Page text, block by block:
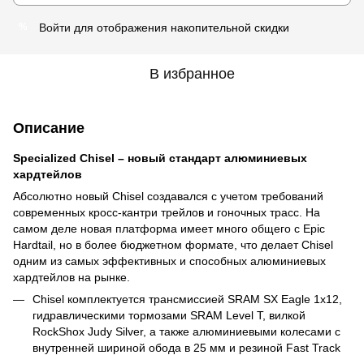
Войти для отображения накопительной скидки
В избранное
Описание
Specialized Chisel – новый стандарт алюминиевых
хардтейлов
Абсолютно новый Chisel создавался с учетом требований
современных кросс-кантри трейлов и гоночных трасс. На
самом деле новая платформа имеет много общего с Epic
Hardtail, но в более бюджетном формате, что делает Chisel
одним из самых эффективных и способных алюминиевых
хардтейлов на рынке.
Chisel комплектуется трансмиссией SRAM SX Eagle 1x12,
гидравлическими тормозами SRAM Level T, вилкой
RockShox Judy Silver, а также алюминиевыми колесами с
внутренней шириной обода в 25 мм и резиной Fast Track